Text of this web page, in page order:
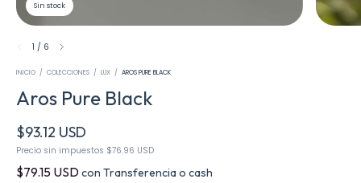
Sin stock
1 / 6
INICIO / COLECCIONES / LUX / AROS PURE BLACK
Aros Pure Black
$93.12 USD
Precio sin impuestos $76.96 USD
$79.15 USDcon Transferencia o cash